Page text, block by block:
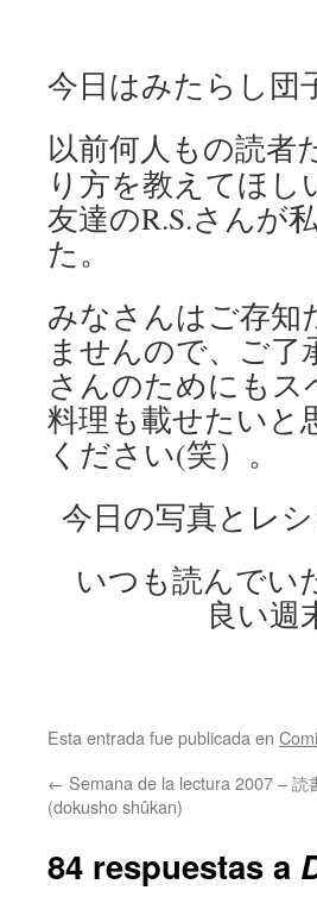
今日はみたらし団
以前何人もの読者
り方を教えてほ
友達のR.S.さんが
た。
みなさんはご存知
ませんので、ご
さんのためにも
料理も載せたいと
ください(笑）。
今日の写真とレ
いつも読んでい
良い週
Esta entrada fue publicada en
← Semana de la lectura 2007 – 読
(dokusho shûkan)
84 respuestas a